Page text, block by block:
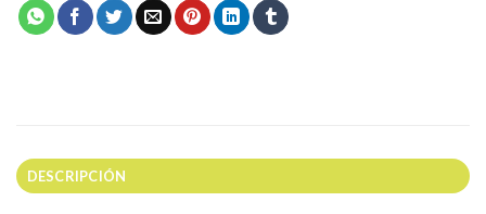
DESCRIPCIÓN